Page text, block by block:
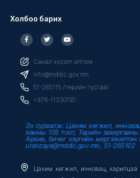
Холбоо барих
F
a
c
b
o
o
k
f
T
w
i
t
r
Y
o
u
u
e
Санал хүсэлт илгээх
info@mddic.gov.mn
51-265115 /төрийн тусгай/
+976-11330781
Эх сурвалж: Цахим хөгжил,
яамны 105 тоот, Төрийн
Архив, бичиг хэргийн мэргэжилтэн
uranzaya@mddic.gov.mn, 51-265102
Цахим хөгжил, инновац,